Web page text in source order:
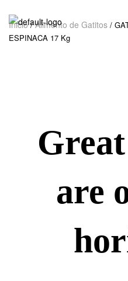
Inicio/Alimento de Gatitos /
ESPINACA 17 Kg
are